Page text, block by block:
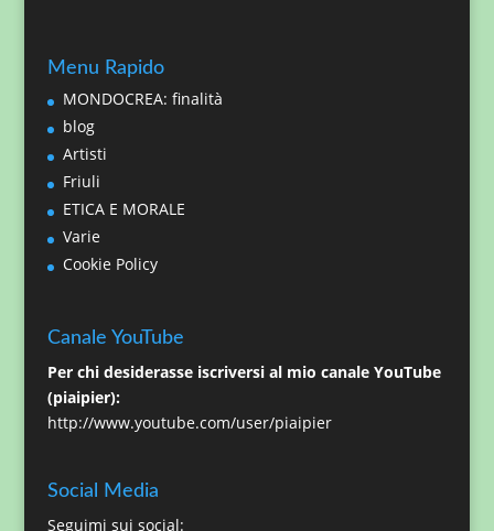
Menu Rapido
MONDOCREA: finalità
blog
Artisti
Friuli
ETICA E MORALE
Varie
Cookie Policy
Canale YouTube
Per chi desiderasse iscriversi al mio canale YouTube
(piaipier):
http://www.youtube.com/user/piaipier
Social Media
Seguimi sui social: